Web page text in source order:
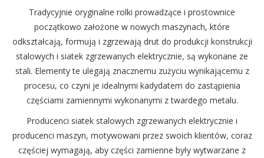
Tradycyjnie oryginalne rolki prowadzące i prostownice
początkowo założone w nowych maszynach, które
odkształcają, formują i zgrzewają drut do produkcji konstrukcji
stalowych i siatek zgrzewanych elektrycznie, są wykonane ze
stali. Elementy te ulegają znacznemu zużyciu wynikającemu z
procesu, co czyni je idealnymi kadydatem do zastąpienia
częściami zamiennymi wykonanymi z twardego metalu.
Producenci siatek stalowych zgrzewanych elektrycznie i
producenci maszyn, motywowani przez swoich klientów, coraz
częściej wymagają, aby części zamienne były wytwarzane z